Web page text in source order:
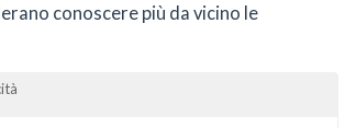
conoscere più da vicino le